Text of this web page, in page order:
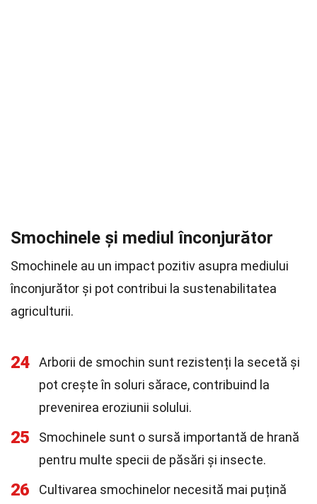
Smochinele și mediul înconjurător
Smochinele au un impact pozitiv asupra mediului
înconjurător și pot contribui la sustenabilitatea
agriculturii.
24
Arborii de smochin sunt rezistenți la secetă și
pot crește în soluri sărace, contribuind la
prevenirea eroziunii solului.
25
Smochinele sunt o sursă importantă de hrană
pentru multe specii de păsări și insecte.
26
Cultivarea smochinelor necesită mai puțină